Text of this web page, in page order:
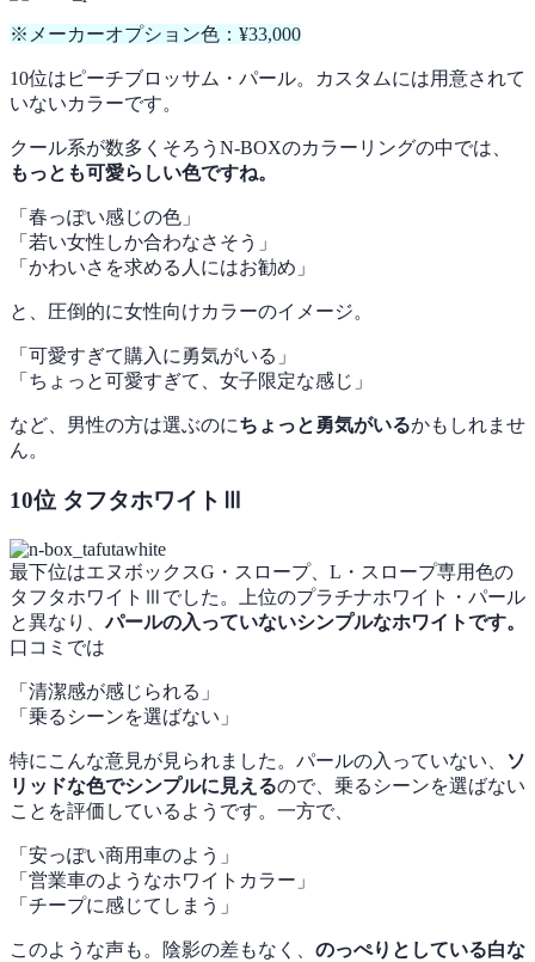
※メーカーオプション色：¥33,000
10位はピーチブロッサム・パール。カスタムには用意されて
いないカラーです。
クール系が数多くそろうN-BOXのカラーリングの中では、
もっとも可愛らしい色ですね。
「春っぽい感じの色」
「若い女性しか合わなさそう」
「かわいさを求める人にはお勧め」
と、圧倒的に女性向けカラーのイメージ。
「可愛すぎて購入に勇気がいる」
「ちょっと可愛すぎて、女子限定な感じ」
など、男性の方は選ぶのにちょっと勇気がいるかもしれませ
ん。
10位 タフタホワイトⅢ
最下位はエヌボックスG・スロープ、L・スロープ専用色の
タフタホワイトⅢでした。上位のプラチナホワイト・パール
と異なり、パールの入っていないシンプルなホワイトです。
口コミでは
「清潔感が感じられる」
「乗るシーンを選ばない」
特にこんな意見が見られました。パールの入っていない、
ソ
リッドな色でシンプルに見えるので、乗るシーンを選ばない
ことを評価しているようです。一方で、
「安っぽい商用車のよう」
「営業車のようなホワイトカラー」
「チープに感じてしまう」
このような声も。陰影の差もなく、 のっぺりとしている白な